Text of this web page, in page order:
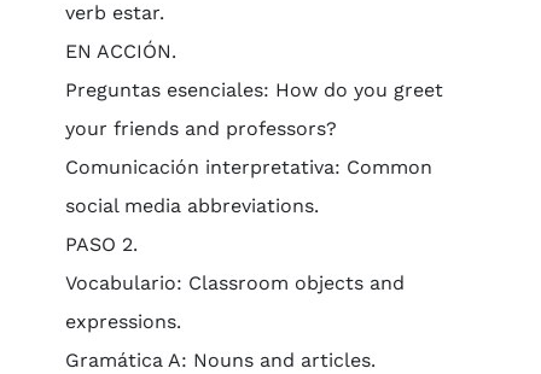
verb estar.
EN ACCIÓN.
Preguntas esenciales: How do you greet
your friends and professors?
Comunicación interpretativa: Common
social media abbreviations.
PASO 2.
Vocabulario: Classroom objects and
expressions.
Gramática A: Nouns and articles.